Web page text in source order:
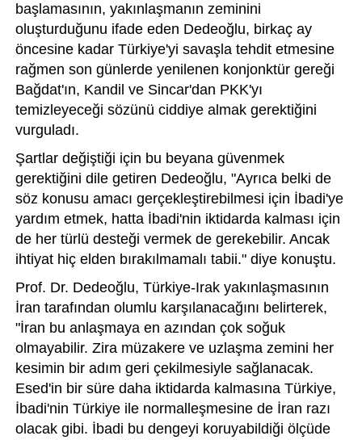
başlamasının, yakınlaşmanın zeminini
oluşturduğunu ifade eden Dedeoğlu, birkaç ay
öncesine kadar Türkiye'yi savaşla tehdit etmesine
rağmen son günlerde yenilenen konjonktür gereği
Bağdat'ın, Kandil ve Sincar'dan PKK'yı
temizleyeceği sözünü ciddiye almak gerektiğini
vurguladı.
Şartlar değiştiği için bu beyana güvenmek
gerektiğini dile getiren Dedeoğlu, "Ayrıca belki de
söz konusu amacı gerçekleştirebilmesi için İbadi'ye
yardım etmek, hatta İbadi'nin iktidarda kalması için
de her türlü desteği vermek de gerekebilir. Ancak
ihtiyat hiç elden bırakılmamalı tabii." diye konuştu.
Prof. Dr. Dedeoğlu, Türkiye-Irak yakınlaşmasının
İran tarafından olumlu karşılanacağını belirterek,
"İran bu anlaşmaya en azından çok soğuk
olmayabilir. Zira müzakere ve uzlaşma zemini her
kesimin bir adım geri çekilmesiyle sağlanacak.
Esed'in bir süre daha iktidarda kalmasına Türkiye,
İbadi'nin Türkiye ile normalleşmesine de İran razı
olacak gibi. İbadi bu dengeyi koruyabildiği ölçüde